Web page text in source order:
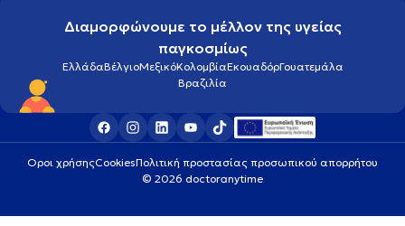
Διαμορφώνουμε το μέλλον της υγείας
παγκοσμίως
ΕλλάδαΒέλγιοΜεξικόΚολομβίαΕκουαδόρΓουατεμάλα
Βραζιλία
Οροι χρήσηςCookiesΠολιτική προστασίας προσωπικού απορρήτου
© 2026 doctoranytime